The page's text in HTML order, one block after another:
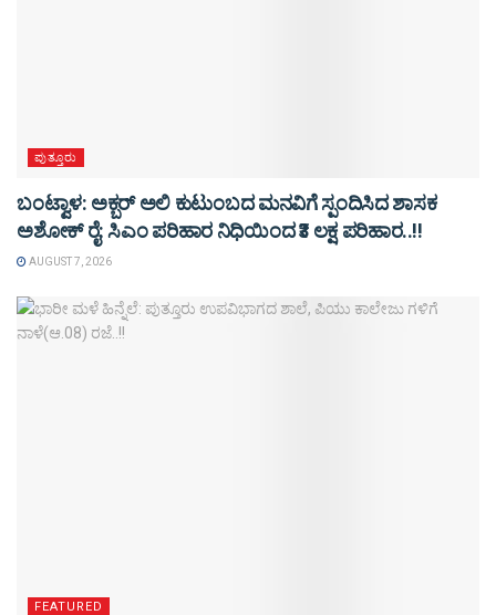
ಪುತ್ತೂರು
ಬಂಟ್ವಾಳ: ಅಕ್ಬರ್ ಅಲಿ ಕುಟುಂಬದ ಮನವಿಗೆ ಸ್ಪಂದಿಸಿದ ಶಾಸಕ
ಅಶೋಕ್ ರೈ: ಸಿಎಂ ಪರಿಹಾರ ನಿಧಿಯಿಂದ ₹3 ಲಕ್ಷ ಪರಿಹಾರ..!!
AUGUST 7, 2026
FEATURED